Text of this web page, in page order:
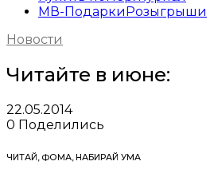
МВ-Подарки Розыгрыши
Новости
Читайте в июне:
22.05.2014
0 Поделились
ЧИТАЙ, ФОМА, НАБИРАЙ УМА